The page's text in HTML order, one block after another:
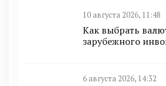
10 августа 2026, 11:48
Как выбрать
зарубежного
6 августа 2026, 14:32